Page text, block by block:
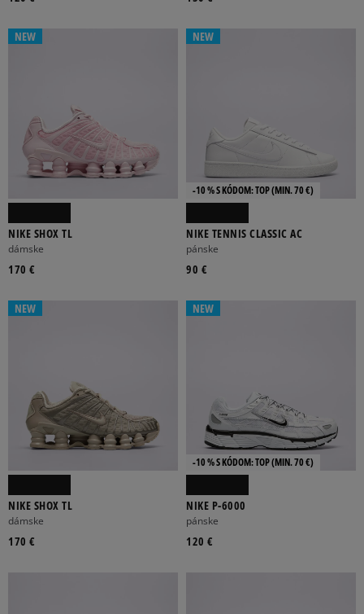
NEW
NIKE SHOX TL
dámske
170 €
NEW
-10 % S KÓDOM: TOP (MIN. 70 €)
NIKE TENNIS CLASSIC AC
pánske
90 €
NEW
NIKE SHOX TL
dámske
170 €
NEW
-10 % S KÓDOM: TOP (MIN. 70 €)
NIKE P-6000
pánske
120 €